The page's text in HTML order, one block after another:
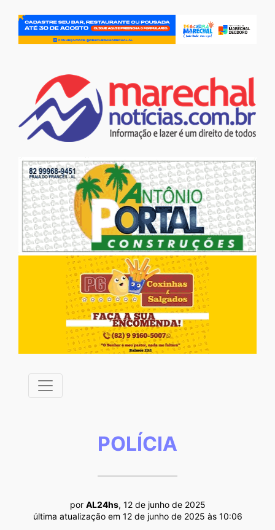
POLÍCIA
por AL24hs, 12 de junho de 2025
última atualização em 12 de junho de 2025 às 10:06